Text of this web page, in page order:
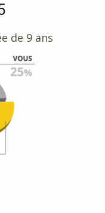
de 9 ans